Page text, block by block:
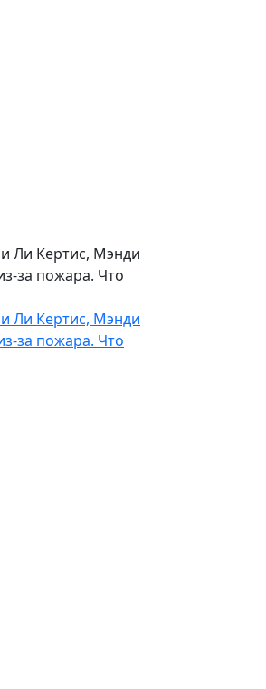
Ли Кертис, Мэнди
за пожара. Что
Ли Кертис, Мэнди
за пожара. Что